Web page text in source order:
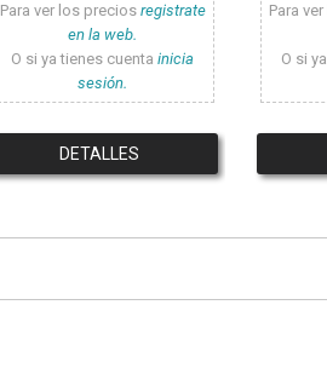
Para ver los precios registrate
en la web.
O si ya tienes cuentainicia
sesión.
DETALLES
Para
O si